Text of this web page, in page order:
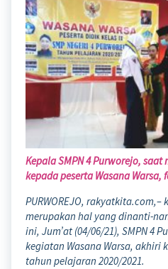
Kepala SMPN 4 Purworejo,
kepada peserta Wasana
PURWOREJO, rakyatkita.com,–
merupakan hal yang dinanti-
ini, Jum’at (04/06/21), SMPN 4
kegiatan Wasana Warsa, akhiri
tahun pelajaran 2020/2021.